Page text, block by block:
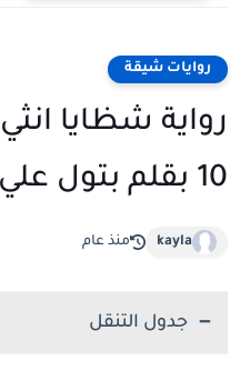
روايات شيقة
رواية شظايا
10 بقلم بتول علي
kayla منذ عام
جدول التنقل